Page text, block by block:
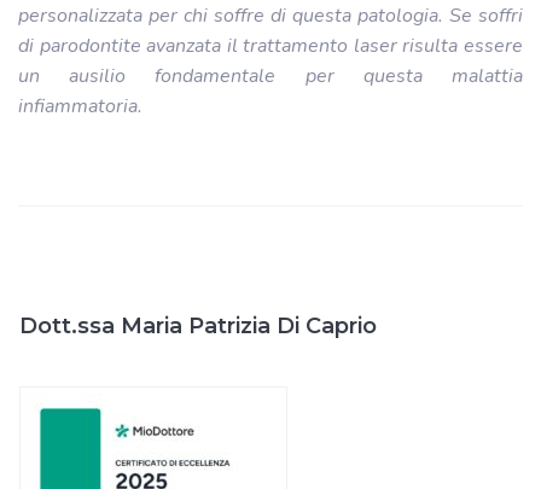
personalizzata per chi soffre di questa patologia. Se soffri
di parodontite avanzata il trattamento laser risulta essere
un ausilio fondamentale per questa malattia
infiammatoria.
Dott.ssa Maria Patrizia Di Caprio